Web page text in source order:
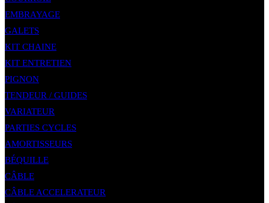
EMBRAYAGE
GALETS
KIT CHAINE
KIT ENTRETIEN
PIGNON
TENDEUR / GUIDES
VARIATEUR
PARTIES CYCLES
AMORTISSEURS
BÉQUILLE
CÂBLE
CÂBLE ACCELERATEUR